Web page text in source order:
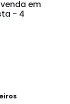
em
- 4